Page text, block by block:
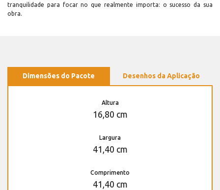
tranquilidade para focar no que realmente importa: o sucesso da sua
obra.
Dimensões do Pacote Desenhos da Aplicação
Altura
16,80 cm
Largura
41,40 cm
Comprimento
41,40 cm